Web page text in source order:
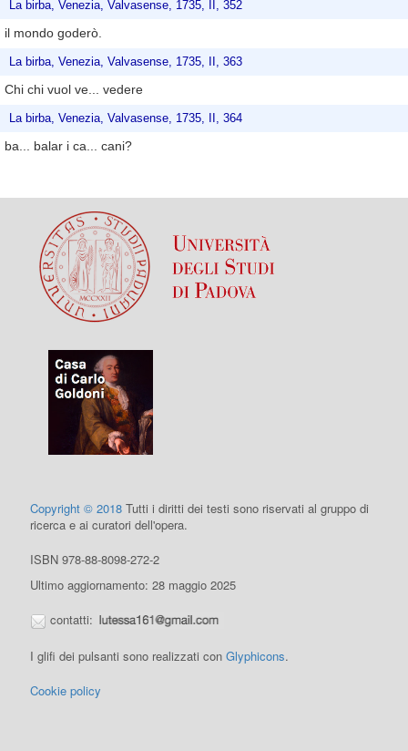
La birba, Venezia, Valvasense, 1735, II, 352
il mondo goderò.
La birba, Venezia, Valvasense, 1735, II, 363
Chi chi vuol ve... vedere
La birba, Venezia, Valvasense, 1735, II, 364
ba... balar i ca... cani?
Copyright © 2018 Tutti i diritti dei testi sono riservati al gruppo di
ricerca e ai curatori dell'opera.
ISBN 978-88-8098-272-2
Ultimo aggiornamento: 28 maggio 2025
contatti:
I glifi dei pulsanti sono realizzati conGlyphicons.
Cookie policy